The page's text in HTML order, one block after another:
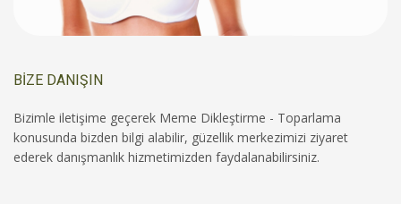
BİZE DANIŞIN
Bizimle iletişime geçerek Meme Dikleştirme - Toparlama
konusunda bizden bilgi alabilir, güzellik merkezimizi ziyaret
ederek danışmanlık hizmetimizden faydalanabilirsiniz.